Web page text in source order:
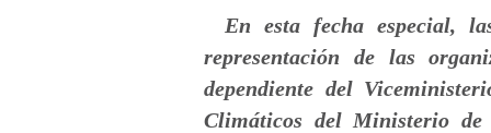
En esta fecha especial,
representación de las
dependiente del
Climáticos del Ministerio